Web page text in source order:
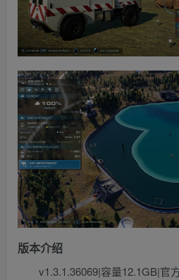
版本介绍
v1.3.1.36069|容量12.1GB|官